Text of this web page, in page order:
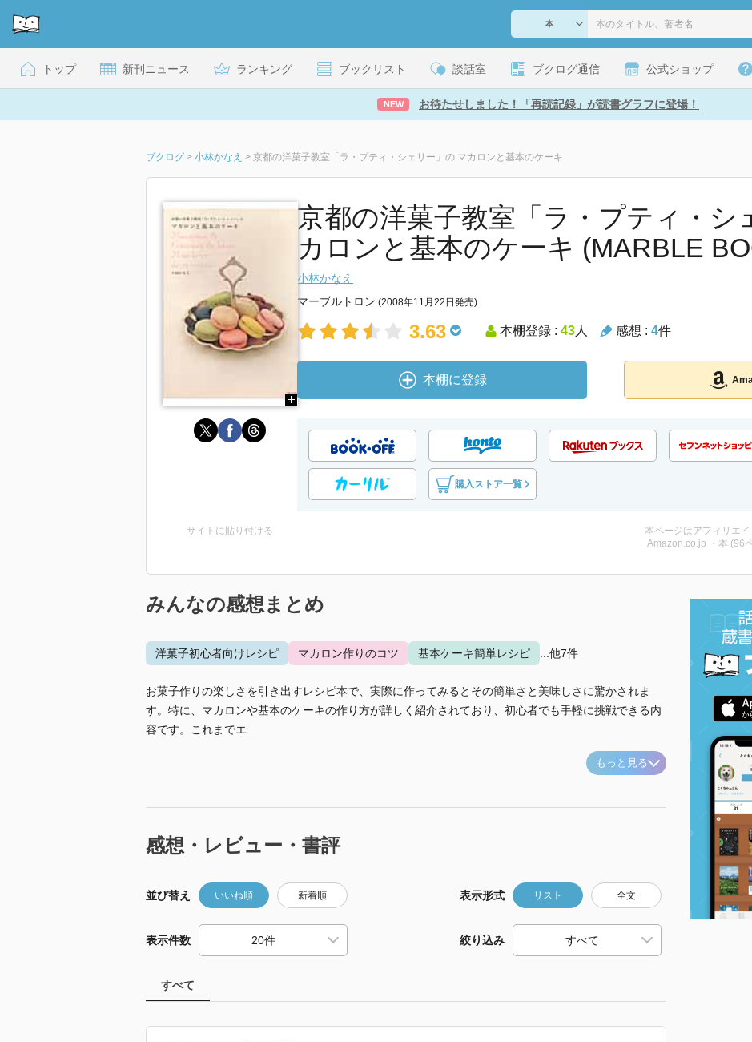
トップ 新刊ニュース ランキング ブックリスト 談話室 ブクログ通信 公式ショップ
NEW お待たせしました！「再読記録」が読書グラフに登場！
ブクログ > 小林かなえ > 京都の洋菓子教室「ラ・プティ・シェリー」の マカロンと基本のケーキ
京都の洋菓子教室「ラ・プティ・シ
カロンと基本のケーキ (MARBLE
小林かなえ
マーブルトロン (2008年11月22日発売)
3.63 本棚登録 : 43人 感想 : 4件
本棚に登録
購入ストア一覧
サイトに貼り付ける
本ページはアフィリエ
Amazon.co.jp ・本 (96
みんなの感想まとめ
洋菓子初心者向けレシピ マカロン作りのコツ 基本ケーキ簡単レシピ ...他7件
お菓子作りの楽しさを引き出すレシピ本で、実際に作ってみるとその簡単さと美味しさに驚かされま
す。特に、マカロンや基本のケーキの作り方が詳しく紹介されており、初心者でも手軽に挑戦できる内
容です。これまでエ...
もっと見る
感想・レビュー・書評
並び替え いいね順 新着順 表示形式 リスト 全文
表示件数 絞り込み
すべて